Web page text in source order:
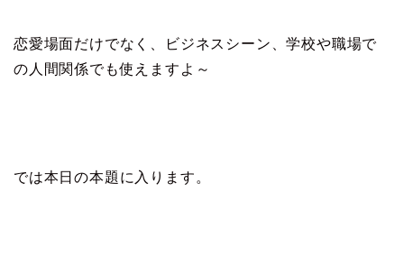
恋愛場面だけでなく、ビジネスシーン、学校や職場で
の人間関係でも使えますよ～
では本日の本題に入ります。